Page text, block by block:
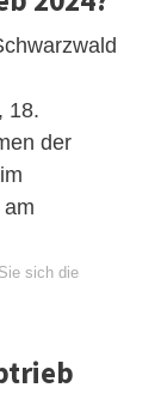
18.
der
sich die